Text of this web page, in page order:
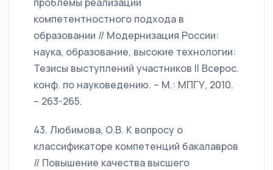
компетентностного подхода в
образовании // Модернизация России:
наука, образование, высокие технологии:
Тезисы выступлений участников II Всерос.
конф. по науковедению. – М.: МПГУ, 2010.
– 263-265.
43. Любимова, О.В. К вопросу о
классификаторе компетенций бакалавров
// Повышение качества высшего